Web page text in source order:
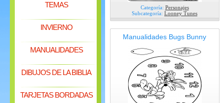
TEMAS
INVIERNO
MANUALIDADES
DIBUJOS DE LA BIBLIA
TARJETAS BORDADAS
Categoría: Personajes
Subcategoría: Looney Tunes
Manualidades Bugs Bunny